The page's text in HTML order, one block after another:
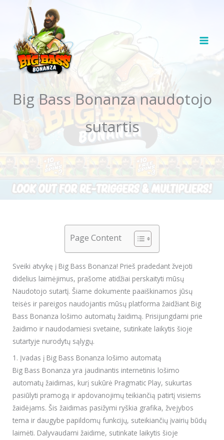
Big Bass Bonanza naudotojo
sutartis
Page Content
Sveiki atvykę į Big Bass Bonanza! Prieš pradedant žvejoti
didelius laimėjimus, prašome atidžiai perskaityti mūsų
Naudotojo sutartį. Šiame dokumente paaiškinamos jūsų
teisės ir pareigos naudojantis mūsų platforma žaidžiant Big
Bass Bonanza lošimo automatų žaidimą. Prisijungdami prie
žaidimo ir naudodamiesi svetaine, sutinkate laikytis šioje
sutartyje nurodytų sąlygų.
1. Įvadas į Big Bass Bonanza lošimo automatą
Big Bass Bonanza yra jaudinantis internetinis lošimo
automatų žaidimas, kurį sukūrė Pragmatic Play, sukurtas
pasiūlyti pramogą ir apdovanojimų teikiančią patirtį visiems
žaidėjams. Šis žaidimas pasižymi ryškia grafika, žvejybos
tema ir daugybe papildomų funkcijų, suteikiančių įvairių būdų
laimėti. Dalyvaudami žaidime, sutinkate laikytis šioje